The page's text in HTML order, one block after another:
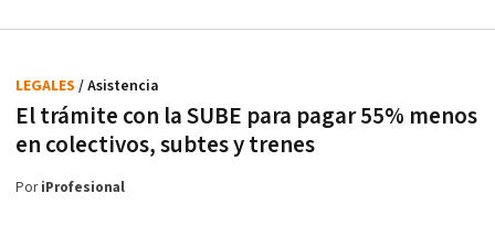
El trámite con la SUBE para pagar 55% menos
en colectivos, subtes y trenes
LEGALES / Asistencia
PoriProfesional